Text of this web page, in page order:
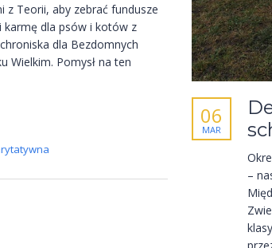
z Teorii, aby zebrać fundusze
karmę dla psów i kotów z
dla Bezdomnych
Wielkim. Pomysł na ten
06
MAR
–